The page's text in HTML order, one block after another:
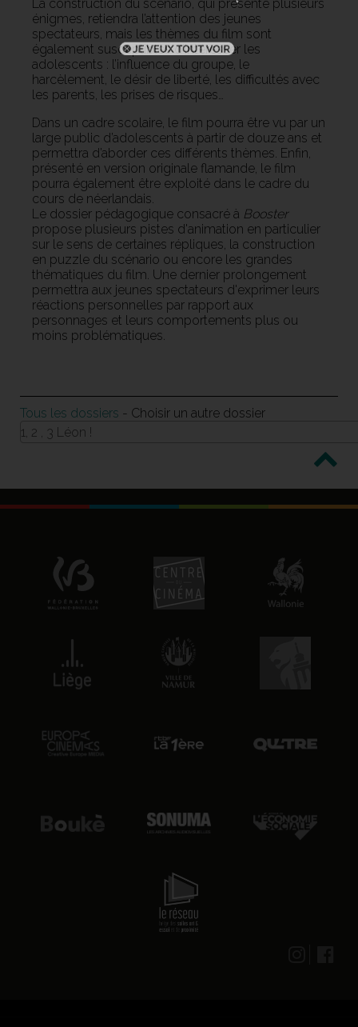
La construction du scénario, qui présente plusieurs
énigmes, retiendra l’attention des jeunes
spectateurs, mais les thèmes du film sont
également susceptibles d’intéresser les
adolescents : l’influence du groupe, le
harcèlement, le désir de liberté, les difficultés avec
les parents, les prises de risques…
Dans un cadre scolaire, le film pourra être vu par un
large public d’adolescents à partir de douze ans et
permettra d’aborder ces différents thèmes. Enfin,
présenté en version originale flamande, le film
pourra également être exploité dans le cadre du
cours de néerlandais.
Le dossier pédagogique consacré à Booster
propose plusieurs pistes d'animation en particulier
sur le sens de certaines répliques, la construction
en puzzle du scénario ou encore les grandes
thématiques du film. Une dernier prolongement
permettra aux jeunes spectateurs d'exprimer leurs
réactions personnelles par rapport aux
personnages et leurs comportements plus ou
moins problématiques.
Tous les dossiers - Choisir un autre dossier
1, 2 , 3 Léon !